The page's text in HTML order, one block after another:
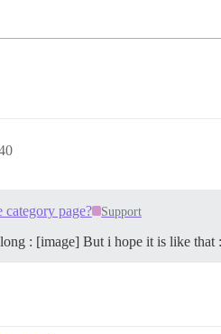
page? Support
: [image] But i hope it is like